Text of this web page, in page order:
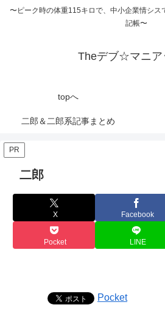
〜ピーク時の体重115キロで、中小企業情シス
記帳〜
Theデブ☆マニア
topへ
二郎＆二郎系記事まとめ
PR
二郎
X Facebook
Pocket LINE
Pocket